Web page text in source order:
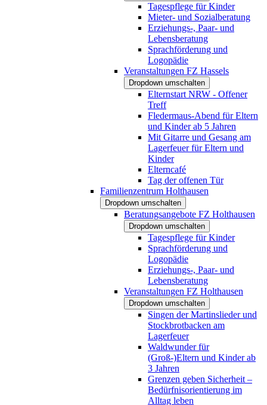
Tagespflege für Kinder
Mieter- und Sozialberatung
Erziehungs-, Paar- und
Lebensberatung
Sprachförderung und
Logopädie
Veranstaltungen FZ Hassels
Dropdown umschalten
Elternstart NRW - Offener
Treff
Fledermaus-Abend für Eltern
und Kinder ab 5 Jahren
Mit Gitarre und Gesang am
Lagerfeuer für Eltern und
Kinder
Elterncafé
Tag der offenen Tür
Familienzentrum Holthausen
Dropdown umschalten
Beratungsangebote FZ Holthausen
Dropdown umschalten
Tagespflege für Kinder
Sprachförderung und
Logopädie
Erziehungs-, Paar- und
Lebensberatung
Veranstaltungen FZ Holthausen
Dropdown umschalten
Singen der Martinslieder und
Stockbrotbacken am
Lagerfeuer
Waldwunder für
(Groß-)Eltern und Kinder ab
3 Jahren
Grenzen geben Sicherheit –
Bedürfnisorientierung im
Alltag leben